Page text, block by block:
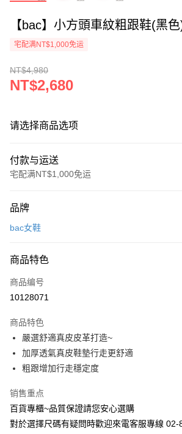
【bac】小方頭車紋粗跟鞋(黑
宅配满NT$1,000免运
NT$4,980
NT$2,680
请选择商品选项
付款与运送
宅配满NT$1,000免运
信用卡一次付款
Apple Pay
街口支付
宅配
每笔NT$90，满NT$1,000(含以上)免运费
品牌
bac女鞋
商品特色
商品编号
10128071
商品特色
嚴選舒適真皮皮革打造~
加厚透氣真皮鞋墊行走更舒適
粗跟增加行走穩定度
销售重点
百貨專櫃~品質保證請您安心選購
對於選擇尺碼有疑問時歡迎來電客服專線